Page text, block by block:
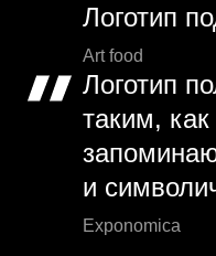
Логотип
Art food
Логотип
таким,
и
Exponomica